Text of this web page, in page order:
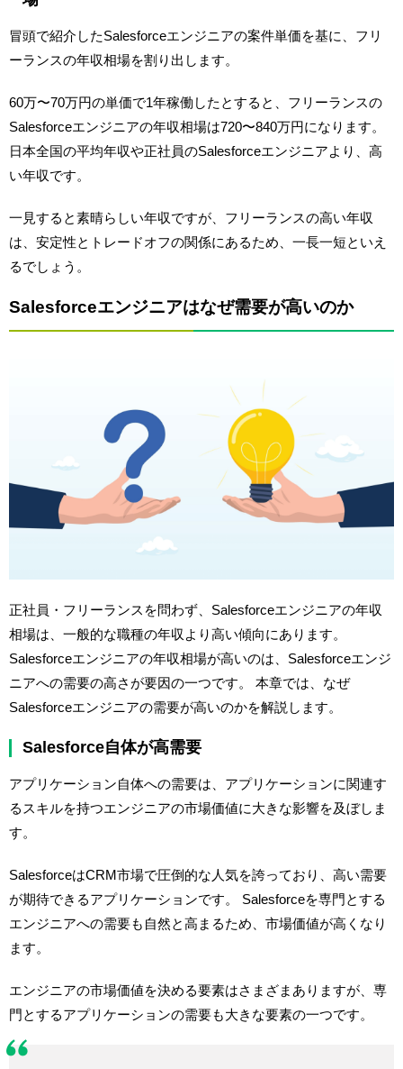
冒頭で紹介したSalesforceエンジニアの案件単価を基に、フリ
ーランスの年収相場を割り出します。
60万〜70万円の単価で1年稼働したとすると、フリーランスの
Salesforceエンジニアの年収相場は720〜840万円になります。
日本全国の平均年収や正社員のSalesforceエンジニアより、高
い年収です。
一見すると素晴らしい年収ですが、フリーランスの高い年収
は、安定性とトレードオフの関係にあるため、一長一短といえ
るでしょう。
Salesforceエンジニアはなぜ需要が高いのか
正社員・フリーランスを問わず、Salesforceエンジニアの年収
相場は、一般的な職種の年収より高い傾向にあります。
Salesforceエンジニアの年収相場が高いのは、Salesforceエンジ
ニアへの需要の高さが要因の一つです。 本章では、なぜ
Salesforceエンジニアの需要が高いのかを解説します。
Salesforce自体が高需要
アプリケーション自体への需要は、アプリケーションに関連す
るスキルを持つエンジニアの市場価値に大きな影響を及ぼしま
す。
SalesforceはCRM市場で圧倒的な人気を誇っており、高い需要
が期待できるアプリケーションです。 Salesforceを専門とする
エンジニアへの需要も自然と高まるため、市場価値が高くなり
ます。
エンジニアの市場価値を決める要素はさまざまありますが、専
門とするアプリケーションの需要も大きな要素の一つです。